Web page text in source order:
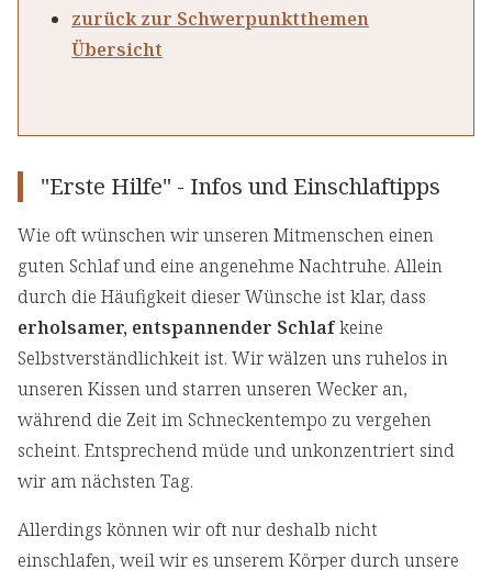
zurück zur Schwerpunktthemen
Übersicht
"Erste Hilfe" - Infos und Einschlaftipps
Wie oft wünschen wir unseren Mitmenschen einen
guten Schlaf und eine angenehme Nachtruhe. Allein
durch die Häufigkeit dieser Wünsche ist klar, dass
erholsamer, entspannender Schlafkeine
Selbstverständlichkeit ist. Wir wälzen uns ruhelos in
unseren Kissen und starren unseren Wecker an,
während die Zeit im Schneckentempo zu vergehen
scheint. Entsprechend müde und unkonzentriert sind
wir am nächsten Tag.
Allerdings können wir oft nur deshalb nicht
einschlafen, weil wir es unserem Körper durch unsere